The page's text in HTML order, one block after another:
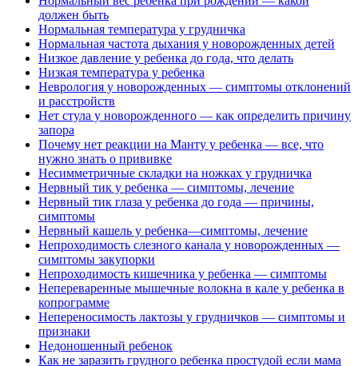
должен быть
Нормальная температура у грудничка
Нормальная частота дыхания у новорожденных детей
Низкое давление у ребенка до года, что делать
Низкая температура у ребенка
Неврология у новорожденных — симптомы отклонений
и расстройств
Нет стула у новорожденного — как определить причину
запора
Почему нет реакции на Манту у ребенка — все, что
нужно знать о прививке
Несимметричные складки на ножках у грудничка
Нервный тик у ребенка — симптомы, лечение
Нервный тик глаза у ребенка до года — причины,
симптомы
Нервный кашель у ребенка—симптомы, лечение
Непроходимость слезного канала у новорожденных —
симптомы закупорки
Непроходимость кишечника у ребенка — симптомы
Непереваренные мышечные волокна в кале у ребенка в
копрограмме
Непереносимость лактозы у грудничков — симптомы и
признаки
Недоношенный ребенок
Как не заразить грудного ребенка простудой если мама